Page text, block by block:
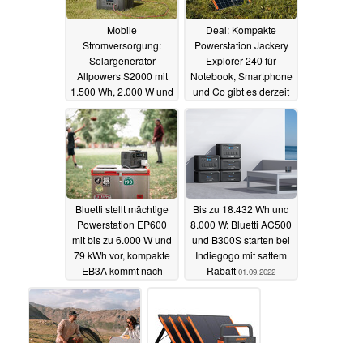
Mobile
Stromversorgung:
Solargenerator
Allpowers S2000 mit
1.500 Wh, 2.000 W und
zwei Solarpanels im
Angebot13.09.2022
Deal: Kompakte
Powerstation Jackery
Explorer 240 für
Notebook, Smartphone
und Co gibt es derzeit
zum Top-Preis
12.09.2022
Bluetti stellt mächtige
Powerstation EP600
mit bis zu 6.000 W und
79 kWh vor, kompakte
EB3A kommt nach
Europa03.09.2022
Bis zu 18.432 Wh und
8.000 W: Bluetti AC500
und B300S starten bei
Indiegogo mit sattem
Rabatt 01.09.2022